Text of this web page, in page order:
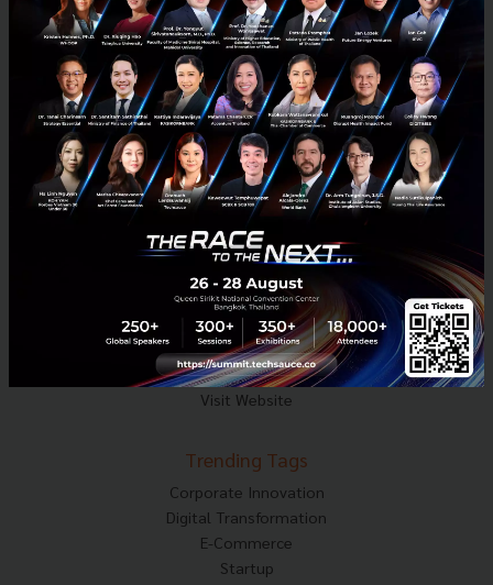
E-mail :contact@techsauce.co
Tel : 02-001-5375
Mobile : 06-4658-9500
Techsauce Media
About Techsauce
Techsauce Services
Privacy Policy
ส่งบทความ
Techsauce Global Summit
Visit Website
Trending Tags
Corporate Innovation
Digital Transformation
E-Commerce
Startup